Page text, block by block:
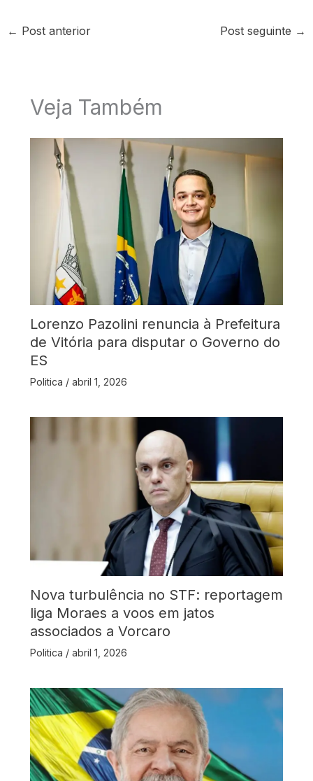
← Post anterior Post seguinte →
Veja Também
Lorenzo Pazolini renuncia à Prefeitura
de Vitória para disputar o Governo do
ES
Politica / abril 1, 2026
Nova turbulência no STF: reportagem
liga Moraes a voos em jatos
associados a Vorcaro
Politica / abril 1, 2026